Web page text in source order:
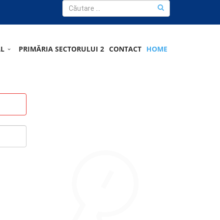
PRIMĂRIA SECTORULUI 2 CONTACT HOME